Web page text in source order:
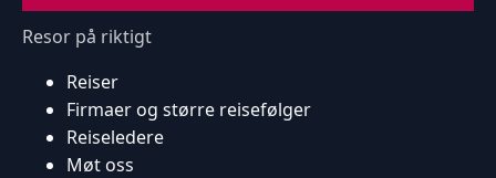
Resor på riktigt
Reiser
Firmaer og større reisefølger
Reiseledere
Møt oss